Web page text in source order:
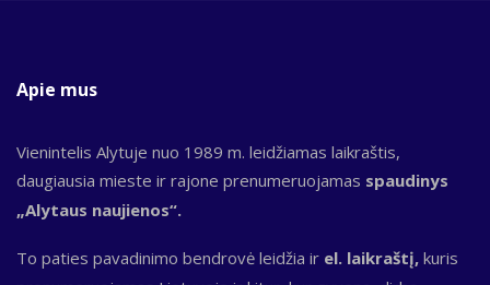
Apie mus
Vienintelis Alytuje nuo 1989 m. leidžiamas laikraštis,
daugiausia mieste ir rajone prenumeruojamas spaudinys
„Alytaus naujienos“.
To paties pavadinimo bendrovė leidžia ir el. laikraštį, kuris